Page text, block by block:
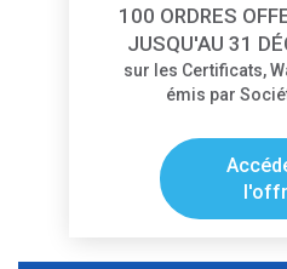
100 ORDRES
JUSQU'AU 31
sur les Certificats,
émis par